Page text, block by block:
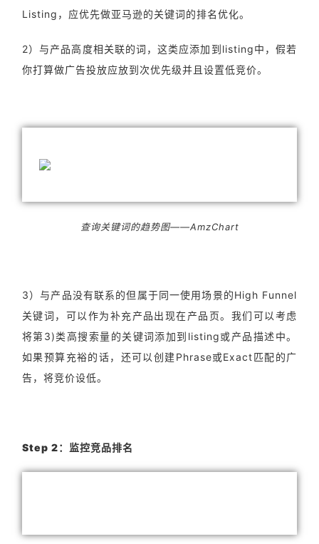
Listing，应优先做亚马逊的关键词的排名优化。
2）与产品高度相关联的词，这类应添加到listing中，假若
你打算做广告投放应放到次优先级并且设置低竞价。
查询关键词的趋势图——AmzChart
3）与产品没有联系的但属于同一使用场景的High Funnel
关键词，可以作为补充产品出现在产品页。我们可以考虑
将第3)类高搜索量的关键词添加到listing或产品描述中。
如果预算充裕的话，还可以创建Phrase或Exact匹配的广
告，将竞价设低。
Step 2：监控竞品排名